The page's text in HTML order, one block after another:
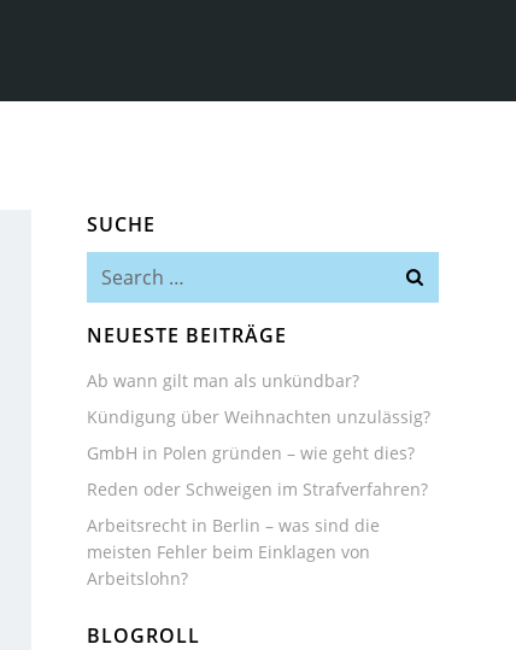
SUCHE
NEUESTE BEITRÄGE
Ab wann gilt man als unkündbar?
Kündigung über Weihnachten unzulässig?
GmbH in Polen gründen – wie geht dies?
Reden oder Schweigen im Strafverfahren?
Arbeitsrecht in Berlin – was sind die
meisten Fehler beim Einklagen von
Arbeitslohn?
BLOGROLL